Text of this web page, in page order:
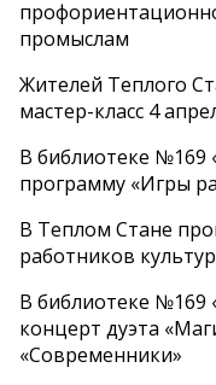
промыслам
Жителей Теплого
мастер-класс 4
В библиотеке №169
программу «Игры
В Теплом Стане
работников
В библиотеке №169
концерт дуэта
«Современники»